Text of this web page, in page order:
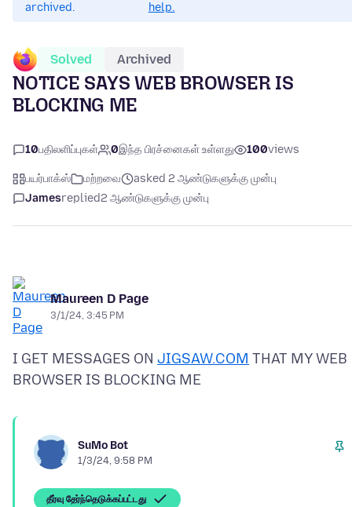
archived.
help.
Solved Archived
NOTICE SAYS WEB BROWSER IS
BLOCKING ME
10பதிலளிப்புகள் 0இந்த பிரச்னைகள் உள்ளது 100views
பயர்பாக்ஸ் மற்றவை
asked 2 ஆண்டுகளுக்கு முன்பு
Jamesreplied2 ஆண்டுகளுக்கு முன்பு
Maureen D Page
3/1/24, 3:45 PM
I GET MESSAGES ON JIGSAW.COM THAT MY WEB
SuMo Bot
1/3/24, 9:58 PM
தீர்வு தேர்ந்தெடுக்கப்பட்டது